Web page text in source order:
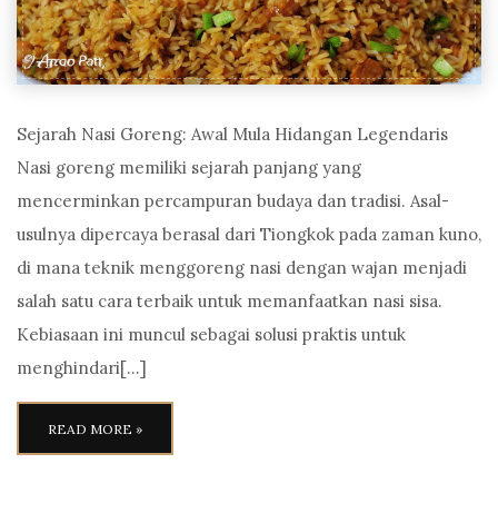
Sejarah Nasi Goreng: Awal Mula Hidangan Legendaris
Nasi goreng memiliki sejarah panjang yang
mencerminkan percampuran budaya dan tradisi. Asal-
usulnya dipercaya berasal dari Tiongkok pada zaman kuno,
di mana teknik menggoreng nasi dengan wajan menjadi
salah satu cara terbaik untuk memanfaatkan nasi sisa.
Kebiasaan ini muncul sebagai solusi praktis untuk
menghindari[…]
READ MORE »